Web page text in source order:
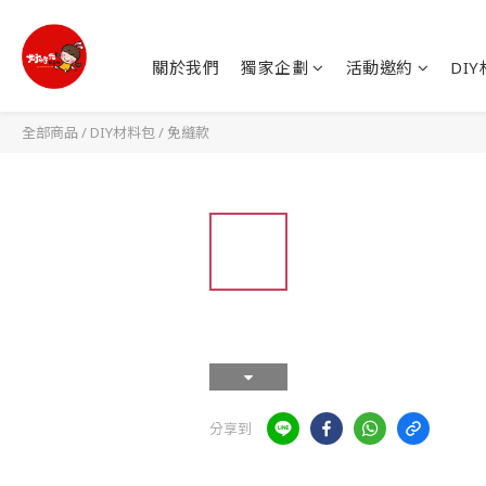
關於我們 獨家企劃 活動邀約 DIY
全部商品 / DIY材料包/ 免縫款
分享到